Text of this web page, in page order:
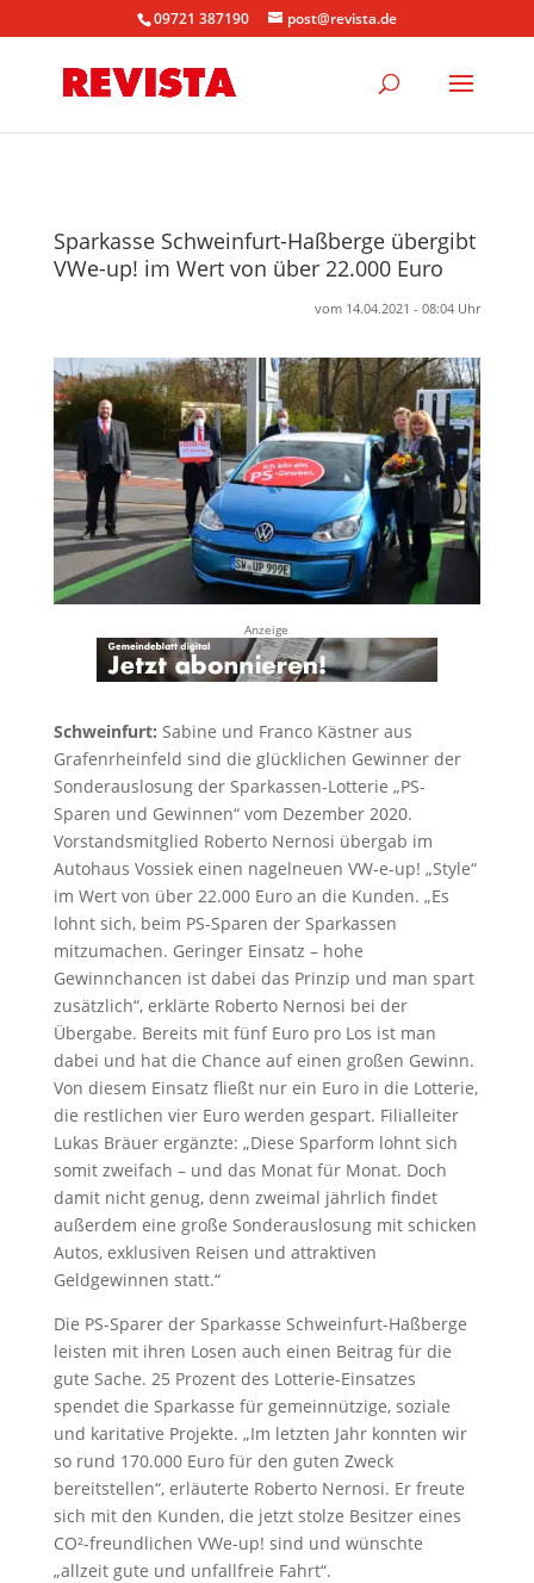
09721 387190 post@revista.de
Sparkasse Schweinfurt-Haßberge übergibt
VWe-up! im Wert von über 22.000 Euro
vom 14.04.2021 - 08:04 Uhr
Anzeige
Schweinfurt: Sabine und Franco Kästner aus
Grafenrheinfeld sind die glücklichen Gewinner der
Sonderauslosung der Sparkassen-Lotterie „PS-
Sparen und Gewinnen“ vom Dezember 2020.
Vorstandsmitglied Roberto Nernosi übergab im
Autohaus Vossiek einen nagelneuen VW-e-up! „Style“
im Wert von über 22.000 Euro an die Kunden. „Es
lohnt sich, beim PS-Sparen der Sparkassen
mitzumachen. Geringer Einsatz – hohe
Gewinnchancen ist dabei das Prinzip und man spart
zusätzlich“, erklärte Roberto Nernosi bei der
Übergabe. Bereits mit fünf Euro pro Los ist man
dabei und hat die Chance auf einen großen Gewinn.
Von diesem Einsatz fließt nur ein Euro in die Lotterie,
die restlichen vier Euro werden gespart. Filialleiter
Lukas Bräuer ergänzte: „Diese Sparform lohnt sich
somit zweifach – und das Monat für Monat. Doch
damit nicht genug, denn zweimal jährlich findet
außerdem eine große Sonderauslosung mit schicken
Autos, exklusiven Reisen und attraktiven
Geldgewinnen statt.“
Die PS-Sparer der Sparkasse Schweinfurt-Haßberge
leisten mit ihren Losen auch einen Beitrag für die
gute Sache. 25 Prozent des Lotterie-Einsatzes
spendet die Sparkasse für gemeinnützige, soziale
und karitative Projekte. „Im letzten Jahr konnten wir
so rund 170.000 Euro für den guten Zweck
bereitstellen“, erläuterte Roberto Nernosi. Er freute
sich mit den Kunden, die jetzt stolze Besitzer eines
CO²-freundlichen VWe-up! sind und wünschte
„allzeit gute und unfallfreie Fahrt“.